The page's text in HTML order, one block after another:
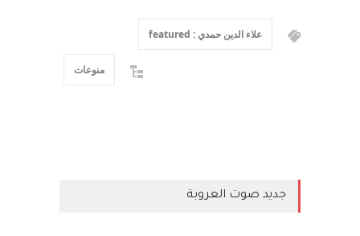
علاء الدين حمدي : featured
منوعات
جديد صوت العروبة